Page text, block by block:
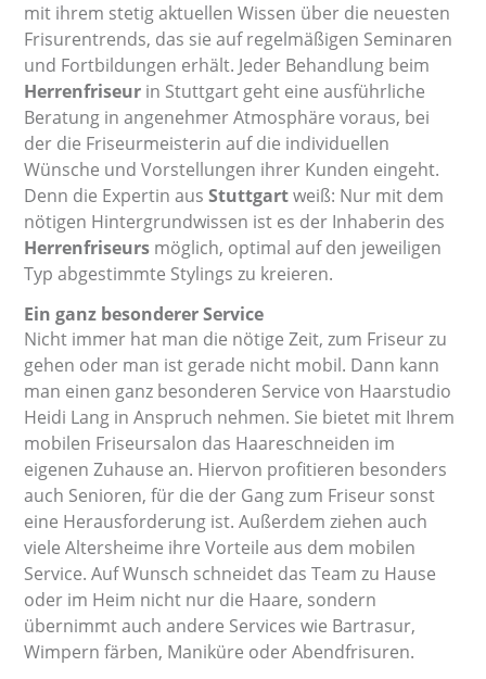
mit ihrem stetig aktuellen Wissen über die neuesten
Frisurentrends, das sie auf regelmäßigen Seminaren
und Fortbildungen erhält. Jeder Behandlung beim
Herrenfriseur in Stuttgart geht eine ausführliche
Beratung in angenehmer Atmosphäre voraus, bei
der die Friseurmeisterin auf die individuellen
Wünsche und Vorstellungen ihrer Kunden eingeht.
Denn die Expertin ausStuttgartweiß: Nur mit dem
nötigen Hintergrundwissen ist es der Inhaberin des
Herrenfriseurs möglich, optimal auf den jeweiligen
Typ abgestimmte Stylings zu kreieren.
Ein ganz besonderer Service
Nicht immer hat man die nötige Zeit, zum Friseur zu
gehen oder man ist gerade nicht mobil. Dann kann
man einen ganz besonderen Service von Haarstudio
Heidi Lang in Anspruch nehmen. Sie bietet mit Ihrem
mobilen Friseursalon das Haareschneiden im
eigenen Zuhause an. Hiervon profitieren besonders
auch Senioren, für die der Gang zum Friseur sonst
eine Herausforderung ist. Außerdem ziehen auch
viele Altersheime ihre Vorteile aus dem mobilen
Service. Auf Wunsch schneidet das Team zu Hause
oder im Heim nicht nur die Haare, sondern
übernimmt auch andere Services wie Bartrasur,
Wimpern färben, Maniküre oder Abendfrisuren.